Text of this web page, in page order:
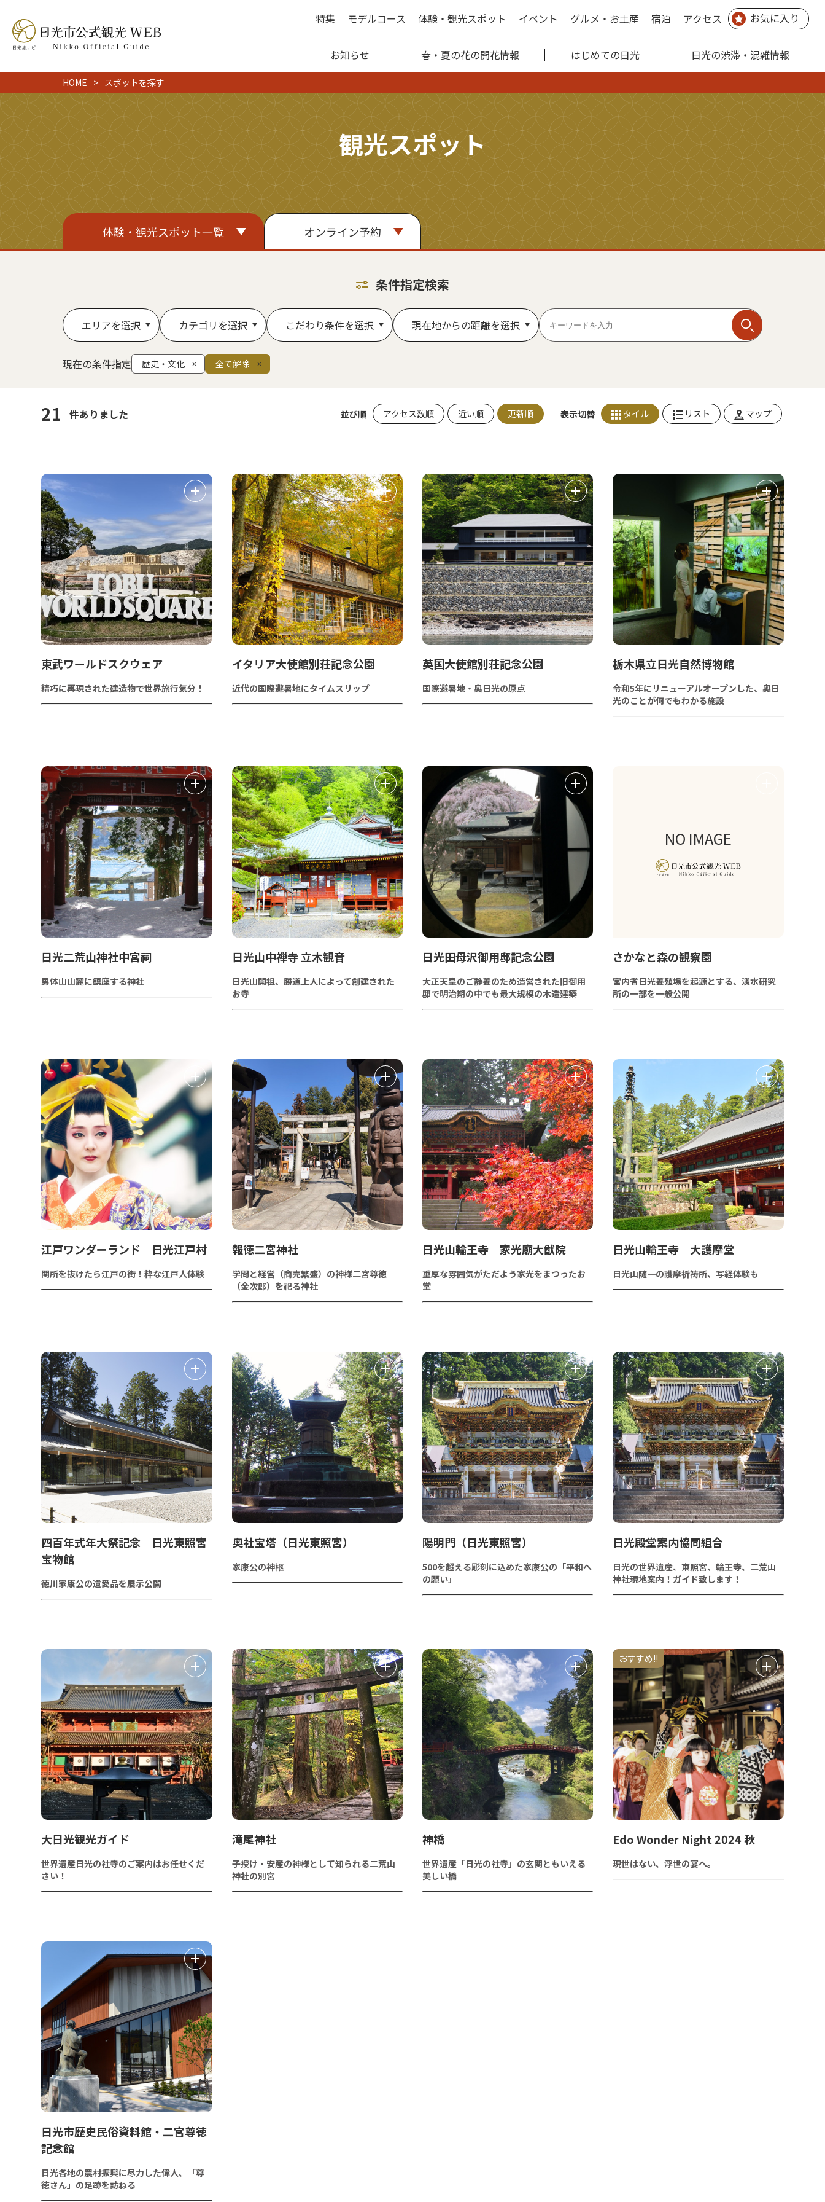
特集 モデルコース 体験・観光スポット イベント グルメ・お土産 宿泊 アクセス お気に入り
お知らせ 春・夏の花の開花情報 はじめての日光 日光の渋滞・混雑情報
HOME スポットを探す
観光スポット
体験・観光スポット一覧 オンライン予約
条件指定検索
エリアを選択 カテゴリを選択 こだわり条件を選択 現在地からの距離を選択
現在の条件指定 歴史・文化 全て解除
21 件ありました 並び順 アクセス数順 近い順 更新順 表示切替 タイル リスト マップ
東武ワールドスクウェア
精巧に再現された建造物で世界旅行気分！
イタリア大使館別荘記念公園
近代の国際避暑地にタイムスリップ
英国大使館別荘記念公園
国際避暑地・奥日光の原点
栃木県立日光自然博物館
令和5年にリニューアルオープンした、奥日
光のことが何でもわかる施設
日光二荒山神社中宮祠
男体山山麓に鎮座する神社
日光山中禅寺 立木観音
日光山開祖、勝道上人によって創建された
お寺
日光田母沢御用邸記念公園
大正天皇のご静養のため造営された旧御用
邸で明治期の中でも最大規模の木造建築
NO IMAGE
さかなと森の観察園
宮内省日光養殖場を起源とする、淡水研究
所の一部を一般公開
江戸ワンダーランド 日光江戸村
関所を抜けたら江戸の街！粋な江戸人体験
報徳二宮神社
学問と経営（商売繁盛）の神様二宮尊徳
（金次郎）を祀る神社
日光山輪王寺 家光廟大猷院
重厚な雰囲気がただよう家光をまつったお
堂
日光山輪王寺 大護摩堂
日光山随一の護摩祈祷所、写経体験も
四百年式年大祭記念 日光東照宮
宝物館
徳川家康公の遺愛品を展示公開
奥社宝塔（日光東照宮）
家康公の神柩
陽明門（日光東照宮）
500を超える彫刻に込めた家康公の「平和へ
の願い」
日光殿堂案内協同組合
日光の世界遺産、東照宮、輪王寺、二荒山
神社現地案内！ガイド致します！
大日光観光ガイド
世界遺産日光の社寺のご案内はお任せくだ
さい！
滝尾神社
子授け・安産の神様として知られる二荒山
神社の別宮
神橋
世界遺産「日光の社寺」の玄関ともいえる
美しい橋
おすすめ!!
Edo Wonder Night 2024 秋
現世はない、浮世の宴へ。
日光市歴史民俗資料館・二宮尊徳
記念館
日光各地の農村振興に尽力した偉人、「尊
徳さん」の足跡を訪ねる